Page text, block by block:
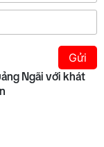
Gửi
Ngãi với khát